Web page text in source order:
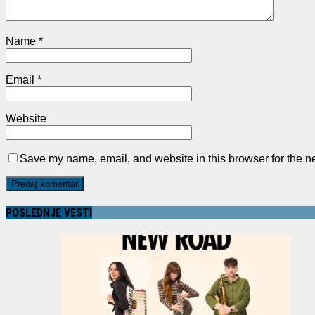
Name *
Email *
Website
Save my name, email, and website in this browser for the
POSLEDNJE VESTI